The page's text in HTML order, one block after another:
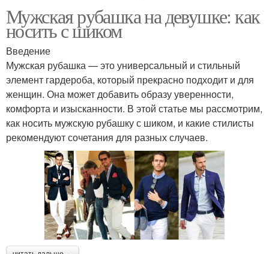
Мужская рубашка на девушке: как
носить с шиком
Введение
Мужская рубашка — это универсальный и стильный
элемент гардероба, который прекрасно подходит и для
женщин. Она может добавить образу уверенности,
комфорта и изысканности. В этой статье мы рассмотрим,
как носить мужскую рубашку с шиком, и какие стилисты
рекомендуют сочетания для разных случаев.